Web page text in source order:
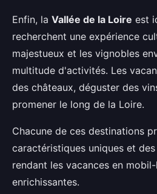
Enfin, la Vallée de la Loire est
recherchent une expérience
majestueux et les vignobles
multitude d'activités. Les
des châteaux, déguster des
promener le long de la Loire.
Chacune de ces destinations
caractéristiques uniques et
rendant les vacances en
enrichissantes.